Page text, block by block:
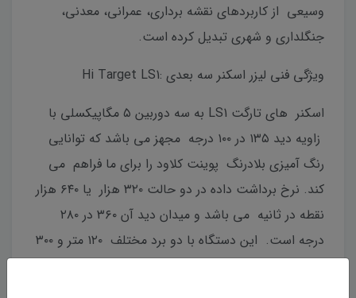
وسیعی از کاربردهای نقشه برداری، عمرانی، معدنی،
جنگلداری و شهری تبدیل کرده است.
ویژگی فنی لیزر اسکنر سه بعدی :Hi Target LS1
اسکنر های تارگت LS1 به سه دوربین ۵ مگاپیکسلی با
زاویه دید ۱۳۵ در ۱۰۰ درجه مجهز می باشد که توانایی
رنگ آمیزی بلادرنگ پوینت کلاود را برای ما فراهم می
کند. نرخ برداشت داده در دو حالت ۳۲۰ هزار یا ۶۴۰ هزار
نقطه در ثانیه می باشد و میدان دید آن ۳۶۰ در ۲۸۰
درجه است. این دستگاه با دو برد مختلف ۱۲۰ متر و ۳۰۰